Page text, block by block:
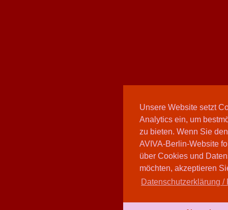
Unsere Website setzt
Analytics ein, um
zu bieten. Wenn Sie
AVIVA-Berlin-Website
über Cookies und
möchten, akzeptieren
Datenschutzerklärung /